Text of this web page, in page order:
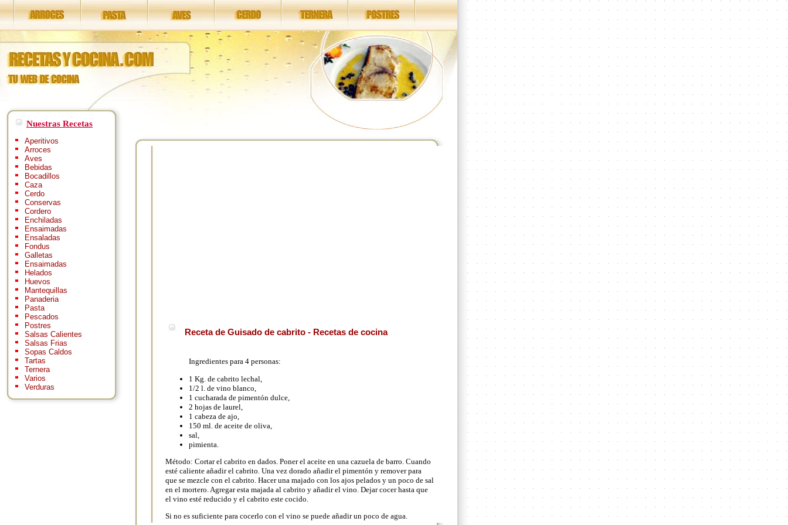
Nuestras Recetas
Aperitivos
Arroces
Aves
Bebidas
Bocadillos
Caza
Cerdo
Conservas
Cordero
Enchiladas
Ensaimadas
Ensaladas
Fondus
Galletas
Ensaimadas
Helados
Huevos
Mantequillas
Panaderia
Pasta
Pescados
Postres
Salsas Calientes
Salsas Frias
Sopas Caldos
Tartas
Ternera
Varios
Verduras
Receta de Guisado de cabrito - Recetas de cocina
Ingredientes para 4 personas:
1 Kg. de cabrito lechal,
1/2 l. de vino blanco,
1 cucharada de pimentón dulce,
2 hojas de laurel,
1 cabeza de ajo,
150 ml. de aceite de oliva,
sal,
pimienta.
Método: Cortar el cabrito en dados. Poner el aceite en una cazuela de barro. Cuando
esté caliente añadir el cabrito. Una vez dorado añadir el pimentón y remover para
que se mezcle con el cabrito. Hacer una majado con los ajos pelados y un poco de sal
en el mortero. Agregar esta majada al cabrito y añadir el vino. Dejar cocer hasta que
el vino esté reducido y el cabrito este cocido.
Si no es suficiente para cocerlo con el vino se puede añadir un poco de agua.